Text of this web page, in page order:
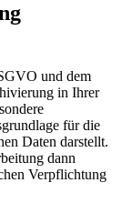
und dem
in Ihrer
für die
Daten darstellt.
dann
Verpflichtung